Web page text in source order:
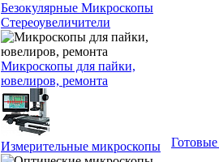
Безокулярные Микроскопы
Стереоувеличители
Микроскопы для пайки,
ювелиров, ремонта
Измерительные микроскопы